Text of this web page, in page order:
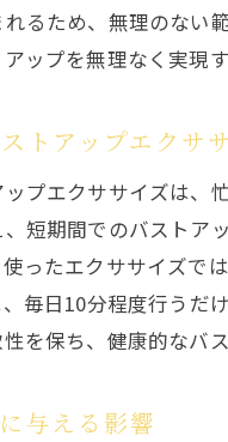
日々
年齢
るため、無理のない
ップを無理なく実現
トアップエクサ
プエクササイズは、
短期間でのバストア
ったエクササイズで
毎日10分程度行うだ
を保ち、健康的なバ
与える影響